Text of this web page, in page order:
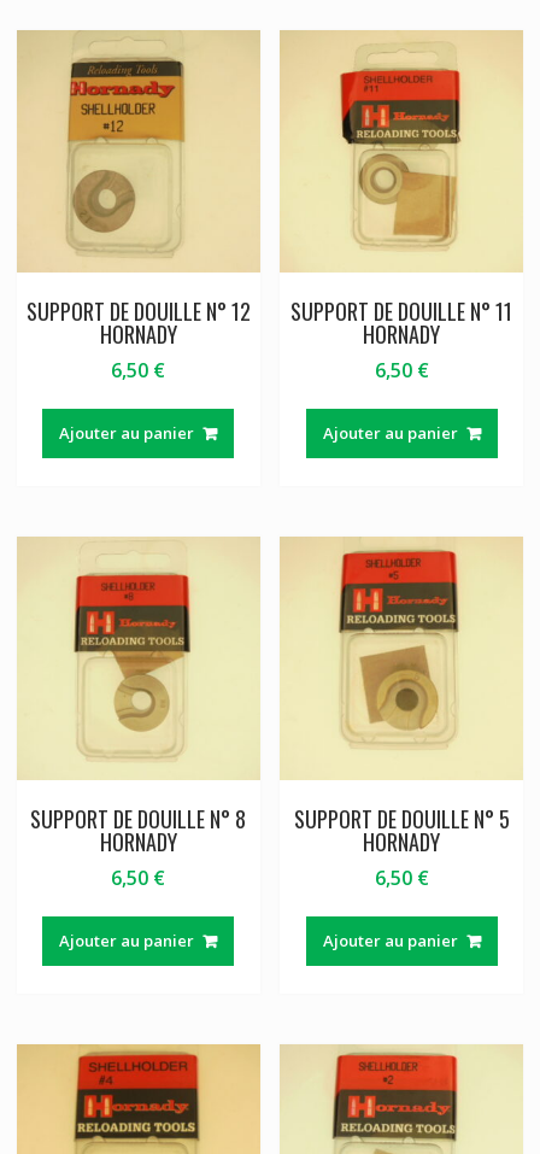
SUPPORT DE DOUILLE N° 12
HORNADY
6,50 €
Ajouter au panier
SUPPORT DE DOUILLE N° 11
HORNADY
6,50 €
Ajouter au panier
SUPPORT DE DOUILLE N° 8
HORNADY
6,50 €
Ajouter au panier
SUPPORT DE DOUILLE N° 5
HORNADY
6,50 €
Ajouter au panier